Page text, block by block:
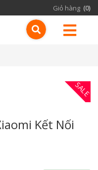
Giỏ hàng (0)
SALE
Kết Nối